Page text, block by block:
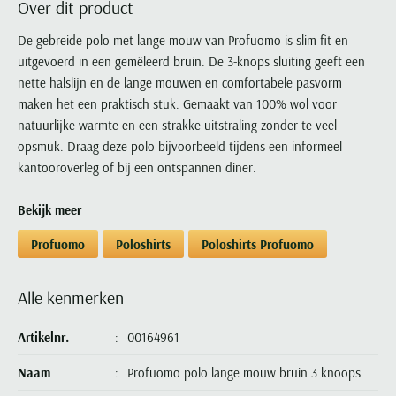
Portofino
Profuomo
R2
Seidensticker
State of Art
Tommy Hilfiger
Vanguard
Populaire kleuren
Zwart overhemd heren
Blauw overhemd heren
PME Legend
Polo Ralph Lauren
Portofino
Profuomo
State of Art
Superdry
Tommy Hilfiger
Vanguard
Grote maten
Grote maten herenmode
Polo Ralph Lauren
PME Legend
Portofino
Profuomo
State of Art
Superdry
Thomas Maine
Tommy Hilfiger
Vanguard
William Lockie
Katoenen trui
Lamswollen trui
Pierre Cardin
PME Legend
Polo Ralph Lauren
Portofino
Replay
Tommy Hilfiger
Tramarossa
Vanguard
Deals
Populaire merk lijnen
PME Legend
Polo Ralph Lauren
Portofino
Reset
State of Art
Superdry
Tenson
UBR
Vanguard
Grote maten
Grote maten winterjassen
Tussenjassen
Bodywarmers
New Zealand
Olymp
Paul & Shark
Polo Ralph Lauren
PME Legend
Profuomo
State of Art
Superdry
Tommy Hilfiger
Alle merken sale
Lacoste
Ledub
Lyle & Scott
Mac
Maerz
Magnanni
Mc Alson
Meyer
North 84
Over dit product
De gebreide polo met lange mouw van Profuomo is slim fit en
uitgevoerd in een gemêleerd bruin. De 3-knops sluiting geeft een
nette halslijn en de lange mouwen en comfortabele pasvorm
maken het een praktisch stuk. Gemaakt van 100% wol voor
natuurlijke warmte en een strakke uitstraling zonder te veel
opsmuk. Draag deze polo bijvoorbeeld tijdens een informeel
kantooroverleg of bij een ontspannen diner.
Bekijk meer
Profuomo Poloshirts Poloshirts Profuomo
Alle kenmerken
Artikelnr. 00164961
Naam Profuomo polo lange mouw bruin 3 knoops